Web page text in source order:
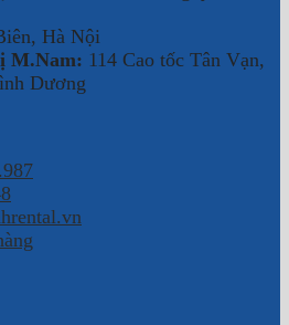
Hà Nội
M.Nam: 114 Cao tốc Tân Vạn,
Dương